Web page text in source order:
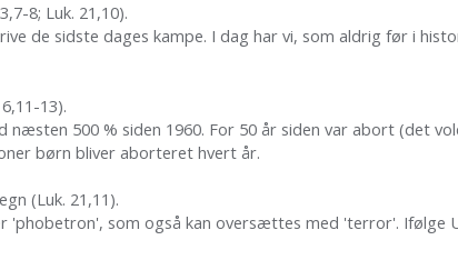
8; Luk. 21,10).
de sidste dages kampe. I dag har vi, som aldrig før i
13).
næsten 500 % siden 1960. For 50 år siden var abort (det
børn bliver aborteret hvert år.
(Luk. 21,11).
som også kan oversættes med 'terror'. Ifølge